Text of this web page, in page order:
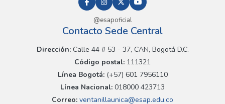
@esapoficial
Contacto Sede Central
Dirección:Calle 44 # 53 - 37, CAN, Bogotá D.C.
Código postal: 111321
Línea Bogotá:(+57) 601 7956110
Línea Nacional: 018000 423713
Correo: ventanillaunica@esap.edu.co